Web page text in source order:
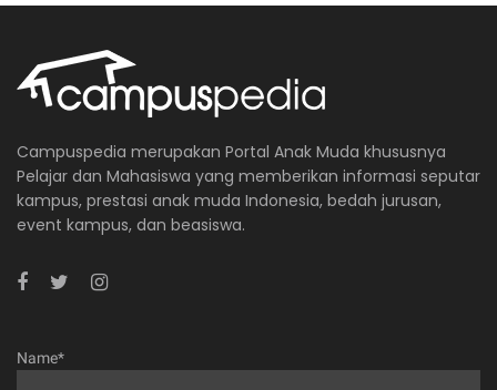
Campuspedia merupakan Portal Anak Muda khususnya
Pelajar dan Mahasiswa yang memberikan informasi seputar
kampus, prestasi anak muda Indonesia, bedah jurusan,
event kampus, dan beasiswa.
Name*